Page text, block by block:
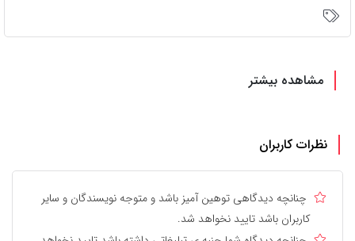
مشاهده بیشتر
نظرات کاربران
چنانچه دیدگاهی توهین آمیز باشد و متوجه نویسندگان و سایر
کاربران باشد تایید نخواهد شد.